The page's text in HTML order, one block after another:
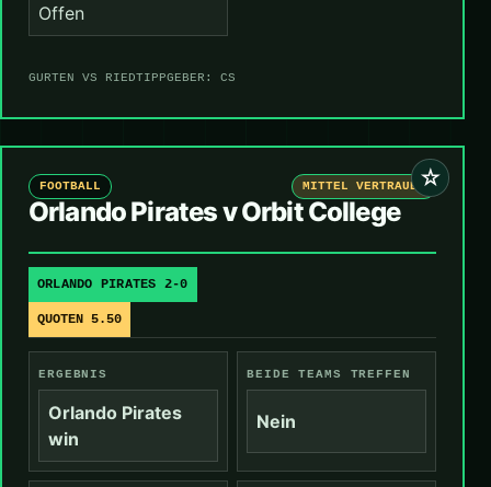
Offen
GURTEN VS RIEDTIPPGEBER: CS
☆
FOOTBALL MITTEL VERTRAUEN
Orlando Pirates v Orbit College
ORLANDO PIRATES 2-0
QUOTEN 5.50
ERGEBNIS
Orlando Pirates
win
BEIDE TEAMS TREFFEN
Nein